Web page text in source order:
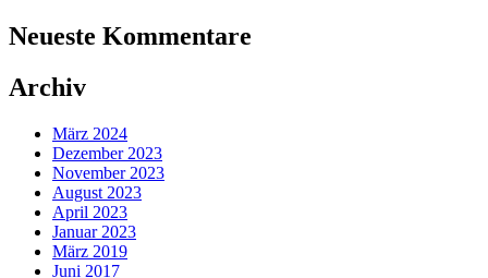
Neueste Kommentare
Archiv
März 2024
Dezember 2023
November 2023
August 2023
April 2023
Januar 2023
März 2019
Juni 2017